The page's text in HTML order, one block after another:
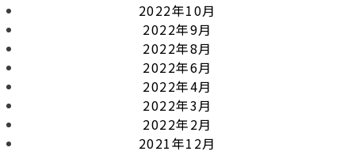
2022年10月
2022年9月
2022年8月
2022年6月
2022年4月
2022年3月
2022年2月
2021年12月